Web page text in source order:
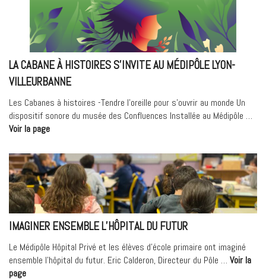
LA CABANE À HISTOIRES S’INVITE AU MÉDIPÔLE LYON-
VILLEURBANNE
Les Cabanes à histoires -Tendre l’oreille pour s’ouvrir au monde Un
dispositif sonore du musée des Confluences Installée au Médipôle …
Voir la page« La
à
histoires
s’invite
au
Médipôle
Lyon-
Villeurbanne »
IMAGINER ENSEMBLE L’HÔPITAL DU FUTUR
Le Médipôle Hôpital Privé et les élèves d’école primaire ont imaginé
ensemble l’hôpital du futur. Eric Calderon, Directeur du Pôle … Voir la
page« Imaginer